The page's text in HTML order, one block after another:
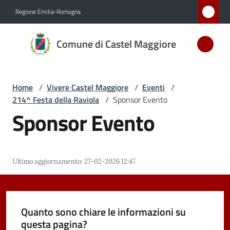
Regione Emilia-Romagna
Comune di Castel Maggiore
Comune
di Castel
D'ARGENTO
AL MERITO
Amministrazione
Novità
Servizi
Home / Vivere Castel Maggiore / Eventi /
214^ Festa della Raviola / Sponsor Evento
Sponsor Evento
Ultimo aggiornamento:27-02-2026 12:47
Quanto sono chiare le informazioni su
questa pagina?